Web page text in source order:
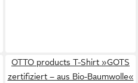
OTTO products T-Shirt »GOTS
zertifiziert – aus Bio-Baumwolle«